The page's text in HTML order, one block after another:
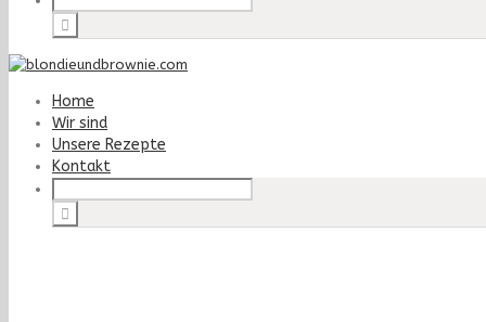
Home
Wir sind
Unsere Rezepte
Kontakt